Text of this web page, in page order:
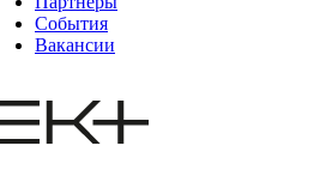
События
Вакансии